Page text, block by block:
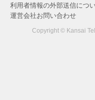
利用者情報の外部送信につ
運営会社お問い合わせ
Copyright © Kansai